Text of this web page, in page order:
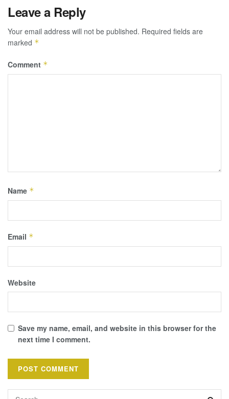
Leave a Reply
Your email address will not be published. Required fields are
marked *
Comment *
Name *
Email *
Website
Save my name, email, and website in this browser for the
next time I comment.